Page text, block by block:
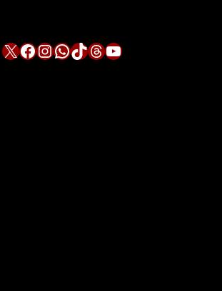
X Facebook InstagramWhatsApp TikTok Threads YouTube